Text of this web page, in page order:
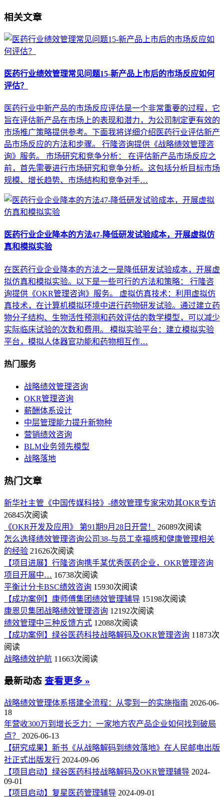
相关文章
医药行业绩效管理常见问题15-新产品上市后的市场反应如何
评估？
医药行业中新产品的市场反应评估是一个非常重要的过程，它
旨在评估新产品在市场上的表现和潜力，为公司制定更有效的
市场推广策略提供参考。下面我将详细介绍医药行业评估新产
品市场反应的方法和步骤。 行隆咨询提供《战略绩效管理咨
询》服务。 市场研究和竞争分析： 在评估新产品市场反应之
前，首先需要进行市场研究和竞争分析。这包括分析目标市场
规模、增长趋势、市场结构和竞争对手…
医药行业企业降本的方法47-降低研发试验成本，开展虚拟仿
真和模拟实验
在医药行业企业降本的方法之一是降低研发试验成本，开展虚
拟仿真和模拟实验。以下是一些可行的方法和策略： 行隆咨
询提供《OKR管理咨询》服务。 虚拟仿真技术：利用虚拟仿
真技术，在计算机模拟环境中进行药物研发试验。通过建立药
物分子结构、生物活性预测和药效评估的数学模型，可以减少
实际临床试验的次数和费用。 模拟实验平台：建立模拟实验
平台，模拟人体器官功能和药物相互作…
热门服务
战略绩效管理咨询
OKR管理咨询
薪酬体系设计
中层管理能力提升新物种
营销绩效咨询
BLM业务领先模型
战略落地
热门文章
新华社主管《中国传媒科技》-绩效管理专家宋劝其OKR专访
26845次阅读
《OKR开发及应用》 第91期9月28日开营！
26089次阅读
怎么选择绩效管理咨询公司38-与员工幸福感和健康管理相关
的经验 21626次阅读
【项目进展】行隆咨询携手某优秀医药企业，OKR管理咨询
项目开展中… 16738次阅读
平衡计分卡BSC绩效咨询 15930次阅读
【成功案例】康师傅集团绩效管理辅导 15198次阅读
康恩贝集团战略绩效管理咨询 12192次阅读
绩效管理中三种反馈方式 12088次阅读
【成功案例】绿谷医药科技战略解码及OKR管理咨询 11873次
阅读
战略绩效护航 11663次阅读
最新动态 查看更多 »
战略绩效管理体系搭建全流程：从零到一的实施指南 2026-06-
18
年营收300万到增长乏力：一家地方农产品企业如何找到破局
点？
2026-06-13
【研究成果】新书《从战略解码到绩效落地》在人民邮电出版
社正式出版发行 2024-09-06
【项目启动】绿谷医药科技战略解码及OKR管理辅导 2024-
09-01
【项目启动】复星医药管理辅导 2024-09-01